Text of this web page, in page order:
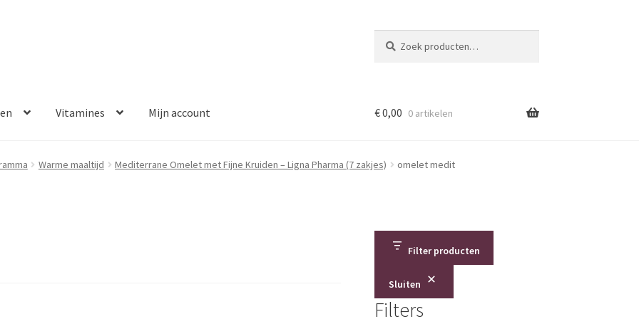
naar:
Vitamines Mijn account
Disclaimer Klantenservice My account Over ons
€0,00 0 artikelen
Warme maaltijd Mediterrane Omelet met Fijne Kruiden – Ligna Pharma (7 zakjes) omelet medit
Filter producten
Sluiten
Filters